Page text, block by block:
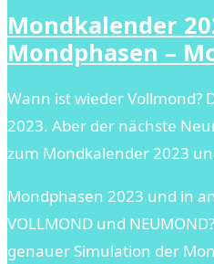
Mondkalender
Mondphasen –
Wann ist wieder Vollmond?
2023. Aber der nächste
zum Mondkalender 2023
Mondphasen 2023 und in
VOLLMOND und
genauer Simulation der